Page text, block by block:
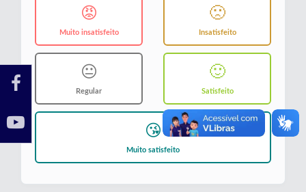
😡
Muito insatisfeito
🙁
Insatisfeito
😐
Regular
🙂
Satisfeito
😘
Muito satisfeito